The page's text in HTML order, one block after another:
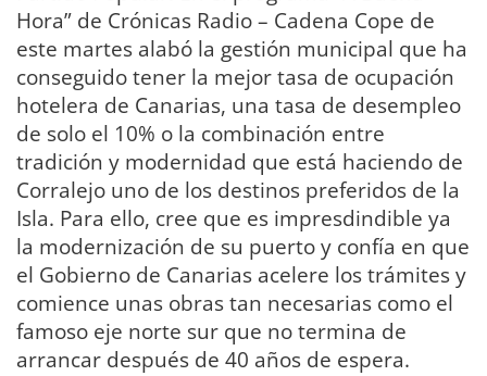
Hora” de Crónicas Radio – Cadena Cope de
este martes alabó la gestión municipal que ha
conseguido tener la mejor tasa de ocupación
hotelera de Canarias, una tasa de desempleo
de solo el 10% o la combinación entre
tradición y modernidad que está haciendo de
Corralejo uno de los destinos preferidos de la
Isla. Para ello, cree que es impresdindible ya
la modernización de su puerto y confía en que
el Gobierno de Canarias acelere los trámites y
comience unas obras tan necesarias como el
famoso eje norte sur que no termina de
arrancar después de 40 años de espera.